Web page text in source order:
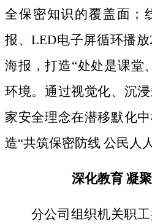
全保密知识的覆盖面；
报、LED电子屏循环播
海报，打造“处处是课堂
环境。通过视觉化、沉
家安全理念在潜移默化
造“共筑保密防线 公民人
深化教育凝
分公司组织机关职